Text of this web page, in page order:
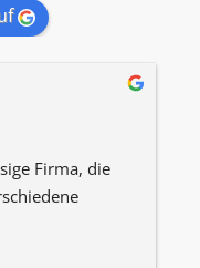
Firma, die